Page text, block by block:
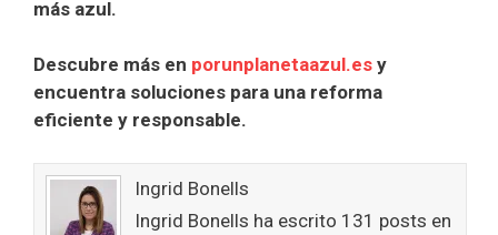
más azul.
Descubre más en porunplanetaazul.es y
encuentra soluciones para una reforma
eficiente y responsable.
Ingrid Bonells
Ingrid Bonells ha escrito 131 posts en